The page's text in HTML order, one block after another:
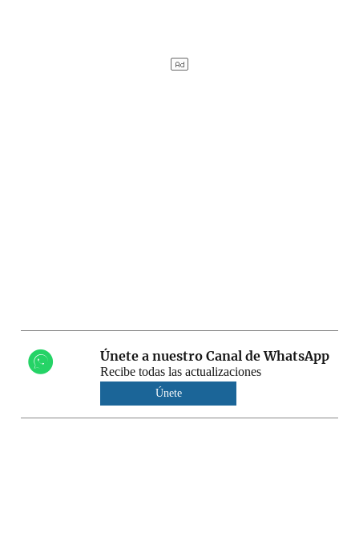
Únete a nuestro Canal de WhatsApp
Recibe todas las actualizaciones
Únete